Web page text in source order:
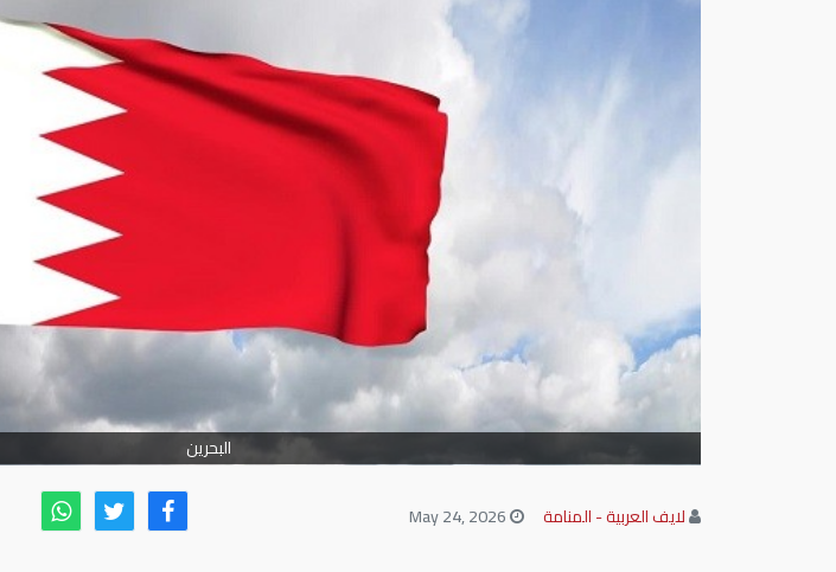
البحرين
لايف العربية - المنامة